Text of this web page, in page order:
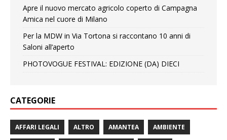
Apre il nuovo mercato agricolo coperto di Campagna
Amica nel cuore di Milano
Per la MDW in Via Tortona si raccontano 10 anni di
Saloni all’aperto
PHOTOVOGUE FESTIVAL: EDIZIONE (DA) DIECI
CATEGORIE
AFFARI LEGALI ALTRO AMANTEA AMBIENTE